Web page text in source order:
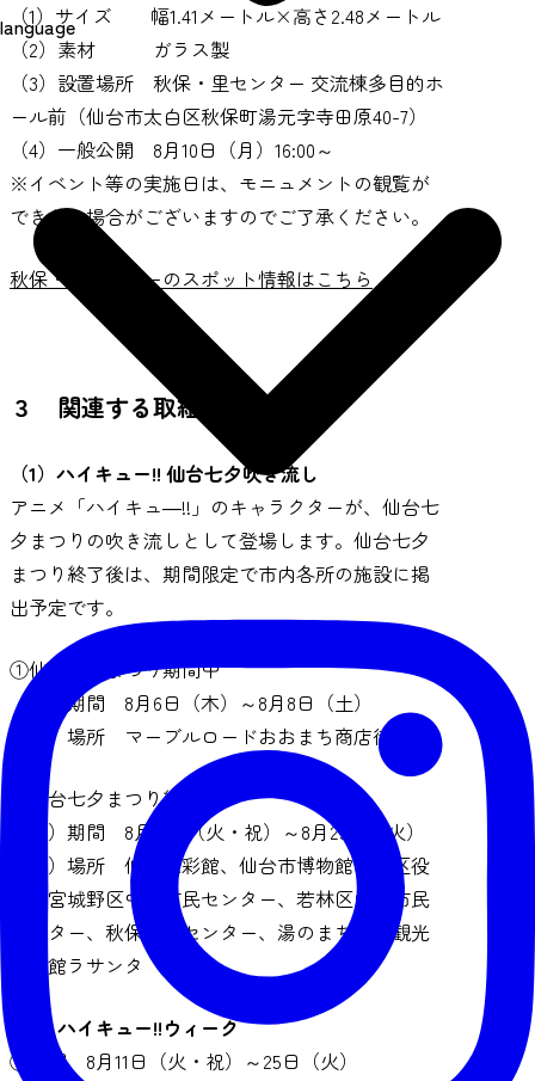
language
（1）サイズ 幅1.41メートル×高さ2.48メートル
（2）素材 ガラス製
（3）設置場所 秋保・里センター 交流棟多目的ホ
ール前（仙台市太白区秋保町湯元字寺田原40-7）
（4）一般公開 8月10日（月）16:00～
※イベント等の実施日は、モニュメントの観覧が
できない場合がございますのでご了承ください。
秋保・里センターのスポット情報はこちら
３ 関連する取組み
（1）ハイキュー!! 仙台七夕吹き流し
アニメ「ハイキュ―!!」のキャラクターが、仙台七
夕まつりの吹き流しとして登場します。仙台七夕
まつり終了後は、期間限定で市内各所の施設に掲
出予定です。
①仙台七夕まつり期間中
（ア）期間 8月6日（木）～8月8日（土）
（イ）場所 マーブルロードおおまち商店街
②仙台七夕まつり終了後
（ア）期間 8月11日（火・祝）～8月25日（火）
（イ）場所 仙臺緑彩館、仙台市博物館、泉区役
所、宮城野区中央市民センター、若林区中央市民
センター、秋保・里センター、湯のまち作並観光
交流館ラサンタ
（2）ハイキュー!!ウィーク
①期間 8月11日（火・祝）～25日（火）